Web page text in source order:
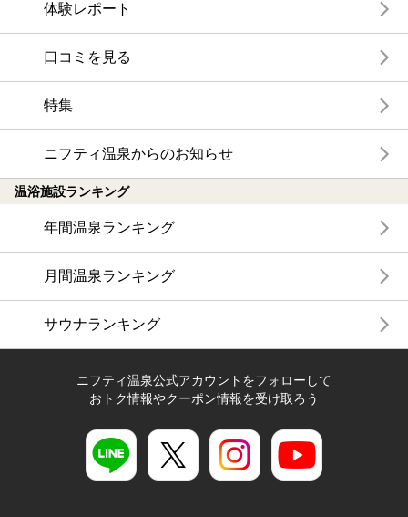
体験レポート
口コミを見る
特集
ニフティ温泉からのお知らせ
温浴施設ランキング
年間温泉ランキング
月間温泉ランキング
サウナランキング
ニフティ温泉公式アカウントをフォローして
おトク情報やクーポン情報を受け取ろう